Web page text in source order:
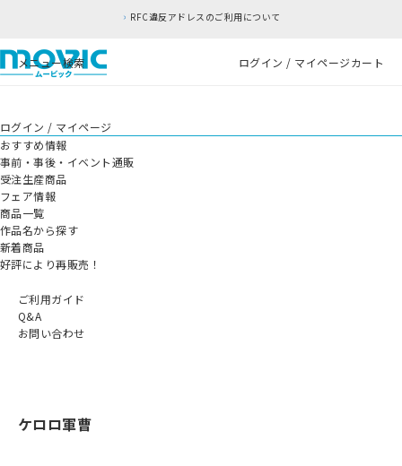
RFC違反アドレスのご利用について
メニュー検索 ログイン / マイページカート
ログイン / マイページ
おすすめ情報
事前・事後・イベント通販
受注生産商品
フェア情報
商品一覧
作品名から探す
新着商品
好評により再販売！
ご利用ガイド
Q&A
お問い合わせ
ケロロ軍曹